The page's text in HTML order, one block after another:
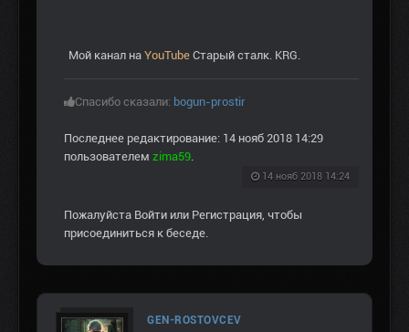
Мой канал на YouTube Старый сталк. KRG.
Спасибо сказали: bogun-prostir
Последнее редактирование: 14 нояб 2018 14:29
пользователем zima59.
14 нояб 2018 14:24
Пожалуйста Войти или Регистрация, чтобы
присоединиться к беседе.
GEN-ROSTOVCEV